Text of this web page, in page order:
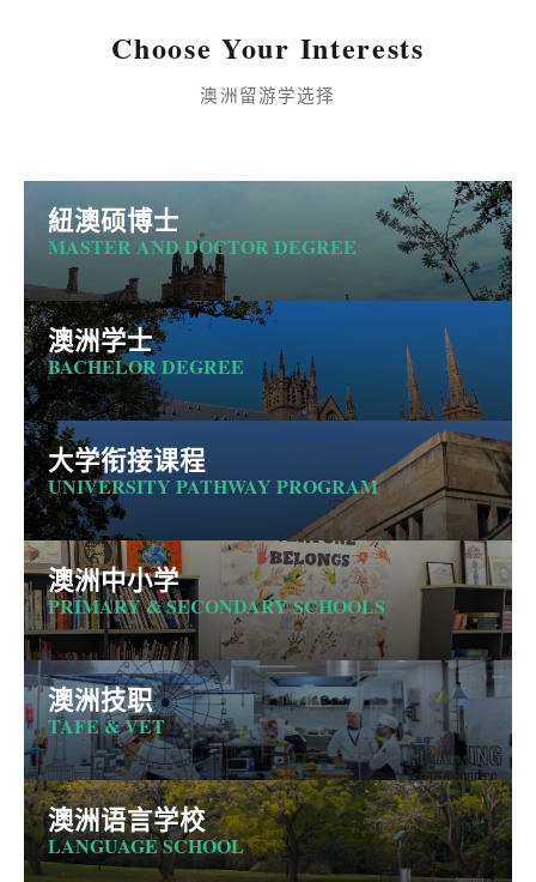
Choose Your Interests
澳洲留游学选择
MASTER AND DOCTOR DEGREE
紐澳硕博士
BACHELOR DEGREE
澳洲学士
UNIVERSITY PATHWAY PROGRAM
大学衔接课程
PRIMARY & SECONDARY SCHOOLS
澳洲中小学
TAFE & VET
澳洲技职
LANGUAGE SCHOOL
澳洲语言学校